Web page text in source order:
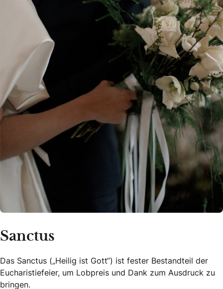
Sanctus
Das Sanctus („Heilig ist Gott“) ist fester Bestandteil der
Eucharistiefeier, um Lobpreis und Dank zum Ausdruck zu
bringen.